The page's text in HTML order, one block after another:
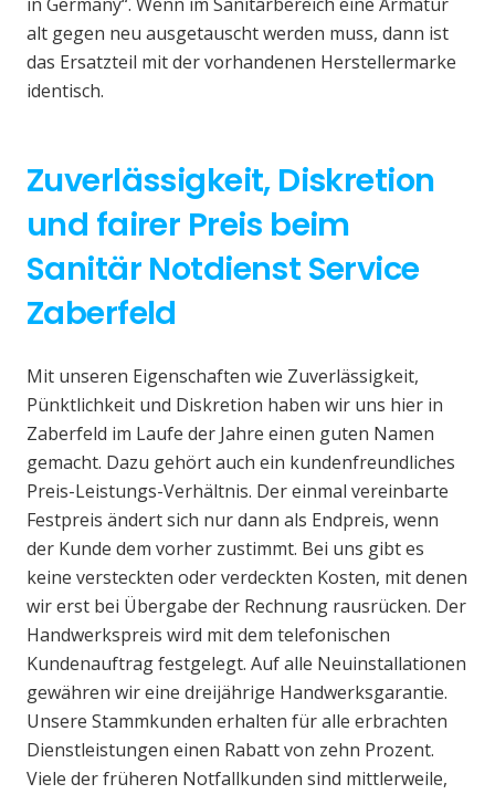
alt gegen neu ausgetauscht werden muss, dann ist
das Ersatzteil mit der vorhandenen Herstellermarke
identisch.
Zuverlässigkeit, Diskretion
und fairer Preis beim
Sanitär Notdienst Service
Zaberfeld
Mit unseren Eigenschaften wie Zuverlässigkeit,
Pünktlichkeit und Diskretion haben wir uns hier in
Zaberfeld im Laufe der Jahre einen guten Namen
gemacht. Dazu gehört auch ein kundenfreundliches
Preis-Leistungs-Verhältnis. Der einmal vereinbarte
Festpreis ändert sich nur dann als Endpreis, wenn
der Kunde dem vorher zustimmt. Bei uns gibt es
keine versteckten oder verdeckten Kosten, mit denen
wir erst bei Übergabe der Rechnung rausrücken. Der
Handwerkspreis wird mit dem telefonischen
Kundenauftrag festgelegt. Auf alle Neuinstallationen
gewähren wir eine dreijährige Handwerksgarantie.
Unsere Stammkunden erhalten für alle erbrachten
Dienstleistungen einen Rabatt von zehn Prozent.
Viele der früheren Notfallkunden sind mittlerweile,